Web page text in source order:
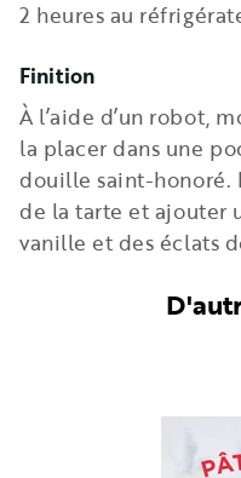
2 heures au
Finition
À l’aide d’un robot,
la placer dans une
douille saint-honoré.
de la tarte et ajouter
vanille et des éclats